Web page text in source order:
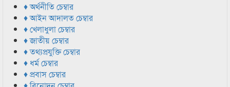
♦ অর্থনীতি চেম্বার
♦ আইন আদালত চেম্বার
♦ খেলাধুলা চেম্বার
♦ জাতীয় চেম্বার
♦ তথ্যপ্রযুক্তি চেম্বার
♦ ধর্ম চেম্বার
♦ প্রবাস চেম্বার